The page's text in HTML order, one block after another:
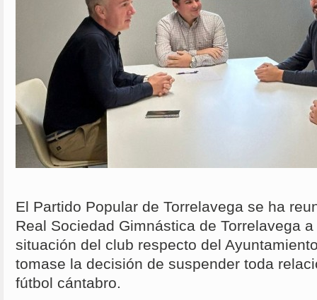
El Partido Popular de Torrelavega se ha
Real Sociedad Gimnástica de Torrelavega
situación del club respecto del
tomase la decisión de suspender toda
fútbol cántabro.